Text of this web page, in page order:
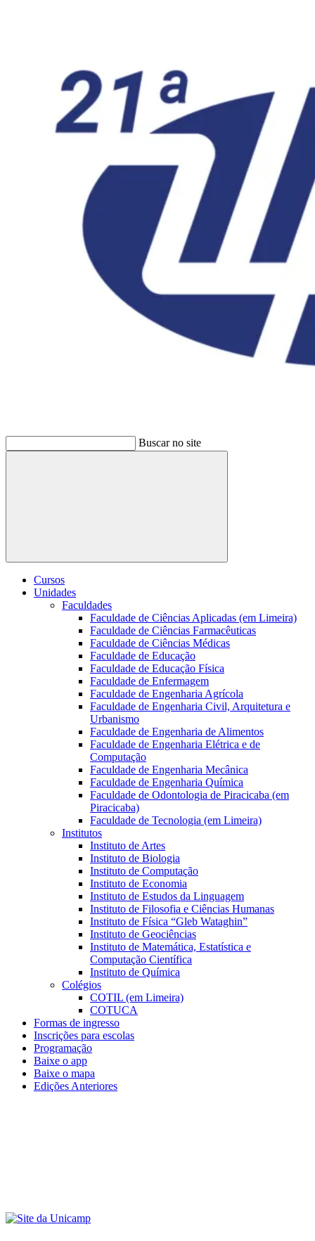
Buscar no site
Buscar
Cursos
Unidades
Faculdades
Faculdade de Ciências Aplicadas (em Limeira)
Faculdade de Ciências Farmacêuticas
Faculdade de Ciências Médicas
Faculdade de Educação
Faculdade de Educação Física
Faculdade de Enfermagem
Faculdade de Engenharia Agrícola
Faculdade de Engenharia Civil, Arquitetura e
Urbanismo
Faculdade de Engenharia de Alimentos
Faculdade de Engenharia Elétrica e de
Computação
Faculdade de Engenharia Mecânica
Faculdade de Engenharia Química
Faculdade de Odontologia de Piracicaba (em
Piracicaba)
Faculdade de Tecnologia (em Limeira)
Institutos
Instituto de Artes
Instituto de Biologia
Instituto de Computação
Instituto de Economia
Instituto de Estudos da Linguagem
Instituto de Filosofia e Ciências Humanas
Instituto de Física “Gleb Wataghin”
Instituto de Geociências
Instituto de Matemática, Estatística e
Computação Científica
Instituto de Química
Colégios
COTIL (em Limeira)
COTUCA
Formas de ingresso
Inscrições para escolas
Programação
Baixe o app
Baixe o mapa
Edições Anteriores